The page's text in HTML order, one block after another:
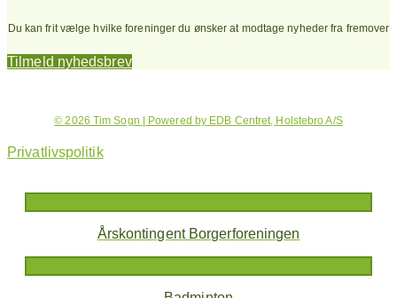
Du kan frit vælge hvilke foreninger du ønsker at modtage nyheder fra fremover
Tilmeld nyhedsbrev
© 2026 Tim Sogn | Powered by EDB Centret, Holstebro A/S
Privatlivspolitik
Årskontingent Borgerforeningen